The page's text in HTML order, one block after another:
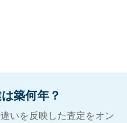
築何年？
いを反映した査定をオン